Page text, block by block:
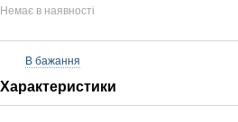
Немає в наявності
В бажання
Характеристики